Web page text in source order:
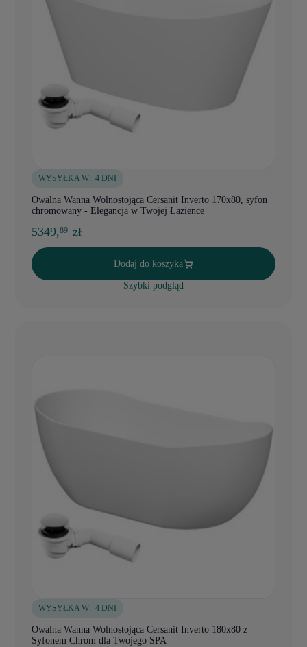
WYSYŁKA W: 4 DNI
Owalna Wanna Wolnostojąca Cersanit Inverto 170x80, syfon
chromowany - Elegancja w Twojej Łazience
5349,89 zł
Dodaj do koszyka
Szybki podgląd
WYSYŁKA W: 4 DNI
Owalna Wanna Wolnostojąca Cersanit Inverto 180x80 z
Syfonem Chrom dla Twojego SPA